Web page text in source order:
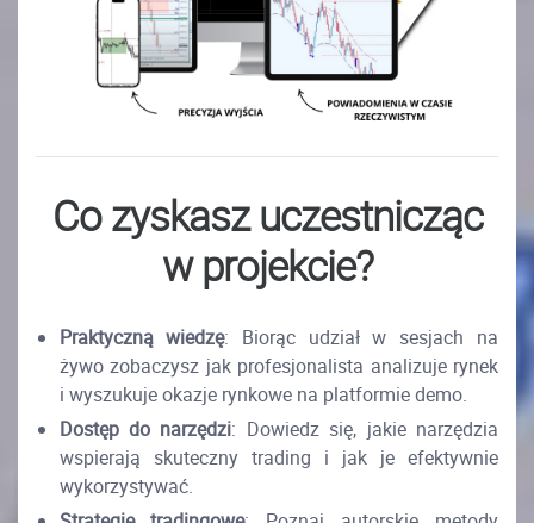
Co zyskasz uczestnicząc
w projekcie?
Praktyczną wiedzę: Biorąc udział w sesjach na
żywo zobaczysz jak profesjonalista analizuje rynek
i wyszukuje okazje rynkowe na platformie demo.
Dostęp do narzędzi: Dowiedz się, jakie narzędzia
wspierają skuteczny trading i jak je efektywnie
wykorzystywać.